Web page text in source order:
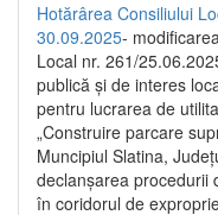
Hotărârea Consiliului
30.09.2025-
Local nr. 261/
publică şi de interes
pentru lucrarea de
„Construire parcare
Muncipiul Slatina,
declanşarea procedurii
în coridorul de